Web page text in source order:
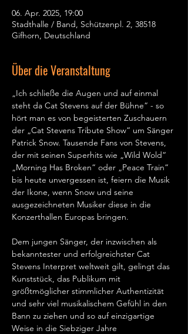
06. Apr. 2025, 19:00
Stadthalle / Band, Schützenpl. 2, 38518
Gifhorn, Deutschland
Über die Veranstaltung
„Ich schließe die Augen und auf einmal
steht da Cat Stevens auf der Bühne“ - so
hört man es von begeisterten Zuschauern
der „Cat Stevens Tribute Show“ um Sänger
Patrick Snow. Tausende Fans von Stevens,
der mit seinen Superhits wie „Wild Wold“
„Morning Has Broken“ oder „Peace Train“
bis heute unvergessen ist, feiern die Musik
der Ikone, wenn Snow und seine
ausgezeichneten Musiker diese in die
Konzerthallen Europas bringen.
Dem jungen Sänger, der inzwischen als
bekanntester und erfolgreichster Cat
Stevens Interpret weltweit gilt, gelingt das
Kunststück, das Publikum mit
größtmöglicher stimmlicher Authentizität
und sehr viel musikalischem Gefühl in den
Bann zu ziehen und so auf einzigartige
Weise in die Siebziger Jahre